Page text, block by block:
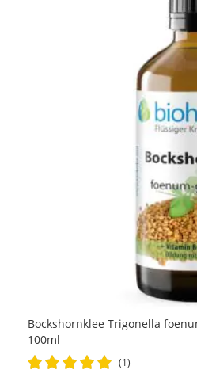
Bockshornklee Trigonella
100ml
Rating:
(1)